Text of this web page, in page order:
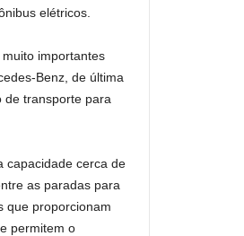
elétricos.
importantes
Benz, de última
de transporte para
capacidade cerca de
as paradas para
que proporcionam
permitem o